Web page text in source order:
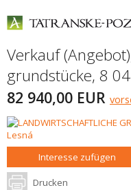
Verkauf
grundstücke, 8
82 940,00 EUR
Interesse zufügen
Drucken